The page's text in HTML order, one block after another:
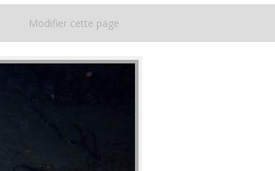
Modifier cette page